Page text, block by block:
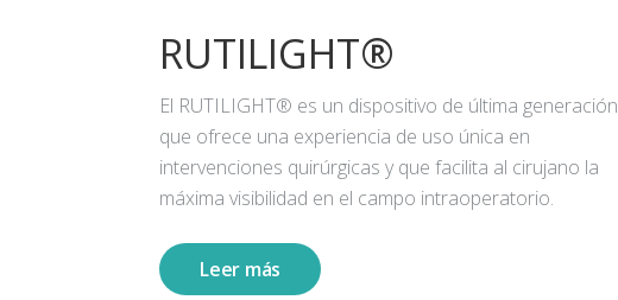
RUTILIGHT®
El RUTILIGHT® es un dispositivo de última generación
que ofrece una experiencia de uso única en
intervenciones quirúrgicas y que facilita al cirujano la
máxima visibilidad en el campo intraoperatorio.
Leer más